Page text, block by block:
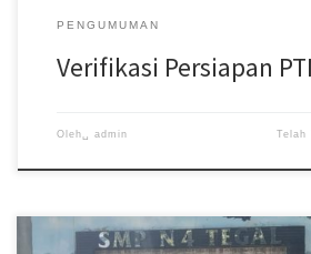
PENGUMUMAN
Verifikasi Persiapan
Oleh␣ admin